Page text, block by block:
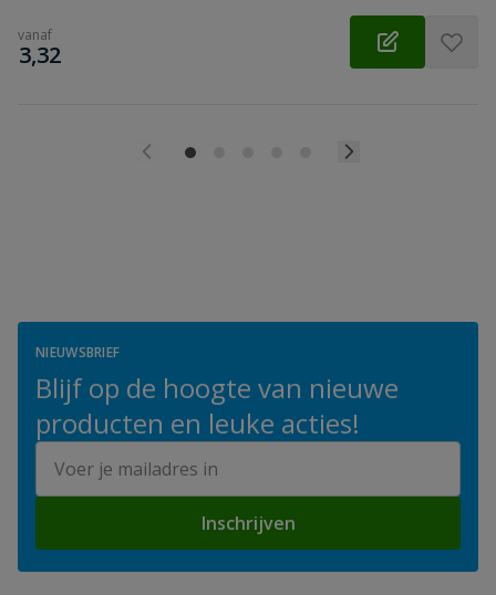
vanaf
€
3,32
NIEUWSBRIEF
Blijf op de hoogte van nieuwe
producten en leuke acties!
Inschrijven